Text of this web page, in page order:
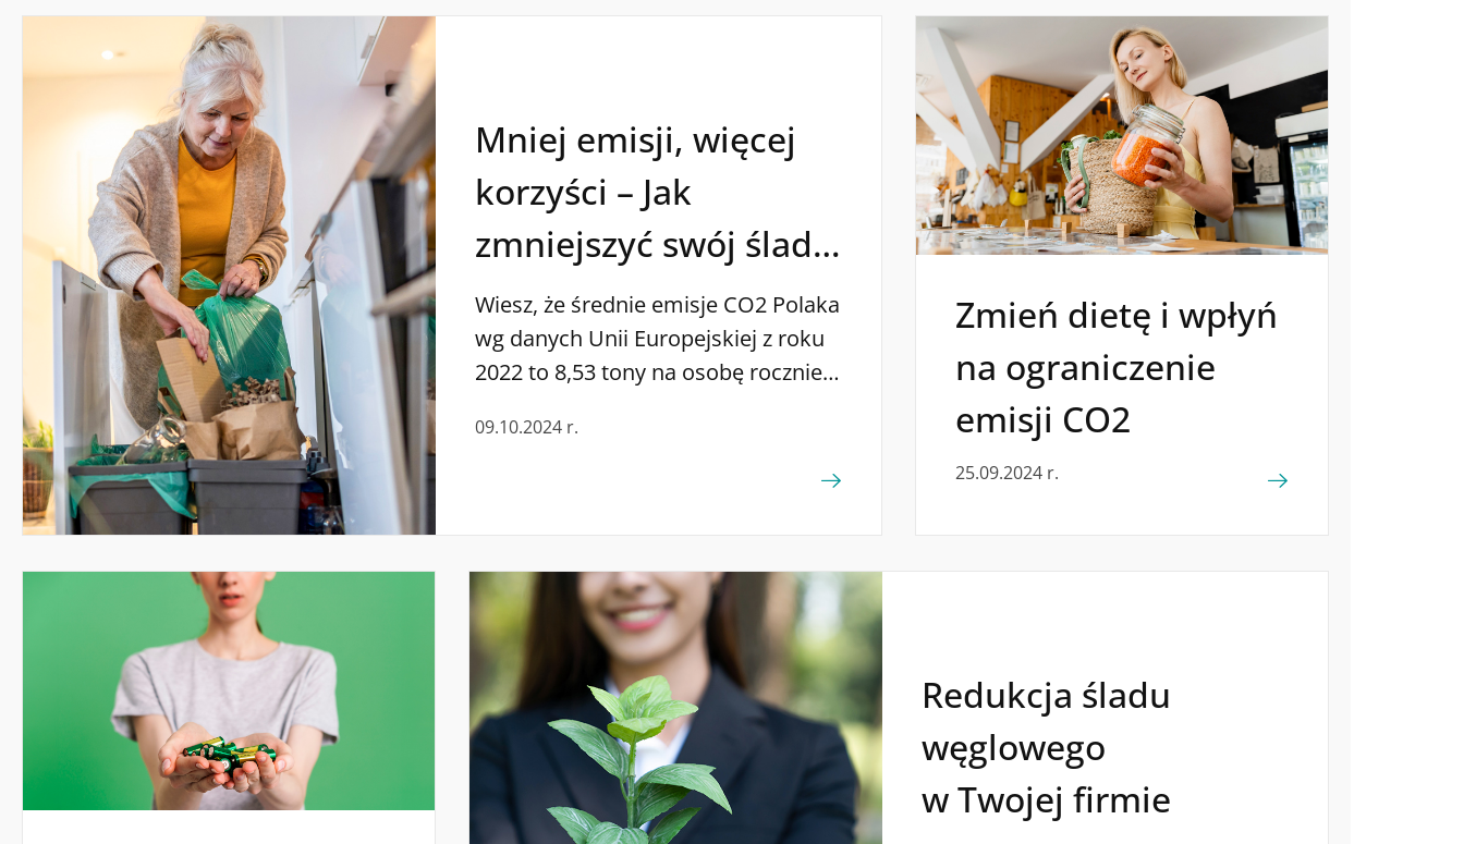
Mniej emisji, więcej
korzyści – Jak
zmniejszyć swój ślad
węglowy?
Wiesz, że średnie emisje CO2 Polaka
wg danych Unii Europejskiej z roku
2022 to 8,53 tony na osobę rocznie?
komfortu ani wprowadzać
drastycznych zmian – wystarczy, że
pozwolą zredukować ślad węglowy i
poprawią jakość Twojego życia.
09.10.2024 r.
Zmień dietę i wpłyń
na ograniczenie
emisji CO2
25.09.2024 r.
Redukcja śladu
węglowego
w Twojej firmie